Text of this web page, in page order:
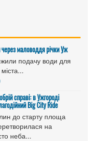
маловоддя річки Уж
подачу води для
справі: в Ужгороді
Big City Ride
до старту площа
на
неба...